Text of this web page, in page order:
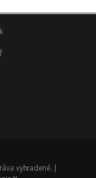
vyhradené. |